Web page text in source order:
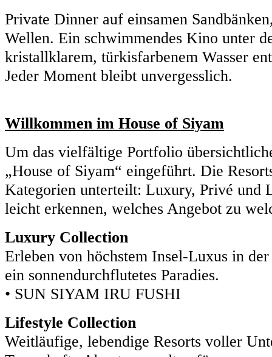
Private Dinner auf einsamen
Wellen. Ein schwimmendes Kino unter
kristallklarem, türkisfarbenem Wasser
Jeder Moment bleibt unvergesslich.
Willkommen im House of Siyam
Um das vielfältige Portfolio
„House of Siyam“ eingeführt. Die
Kategorien unterteilt: Luxury, Privé und
leicht erkennen, welches Angebot zu
Luxury Collection
Erleben von höchstem Insel-Luxus in
ein sonnendurchflutetes Paradies.
• SUN SIYAM IRU FUSHI
Lifestyle Collection
Weitläufige, lebendige Resorts voller